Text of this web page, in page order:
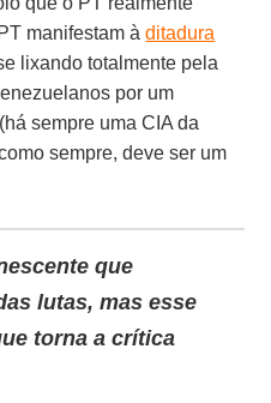
manifestam àditadura
lixando totalmente pela
por um
sempre uma CIA da
sempre, deve ser um
que
lutas, mas esse
torna a crítica